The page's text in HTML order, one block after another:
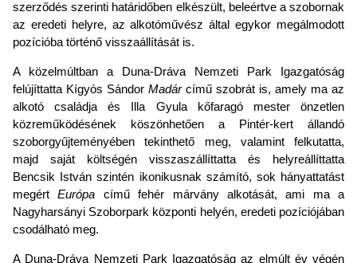
szerződés szerinti határidőben elkészült, beleértve a szobornak
az eredeti helyre, az alkotóművész által egykor megálmodott
pozícióba történő visszaállítását is.
A közelmúltban a Duna-Dráva Nemzeti Park Igazgatóság
felújíttatta Kígyós Sándor Madárcímű szobrát is, amely ma az
alkotó családja és Illa Gyula kőfaragó mester önzetlen
közreműködésének köszönhetően a Pintér-kert állandó
szoborgyűjteményében tekinthető meg, valamint felkutatta,
majd saját költségén visszaszállíttatta és helyreállíttatta
Bencsik István szintén ikonikusnak számító, sok hányattatást
megértEurópa című fehér márvány alkotását, ami ma a
Nagyharsányi Szoborpark központi helyén, eredeti pozíciójában
csodálható meg.
A Duna-Dráva Nemzeti Park Igazgatóság az elmúlt év végén